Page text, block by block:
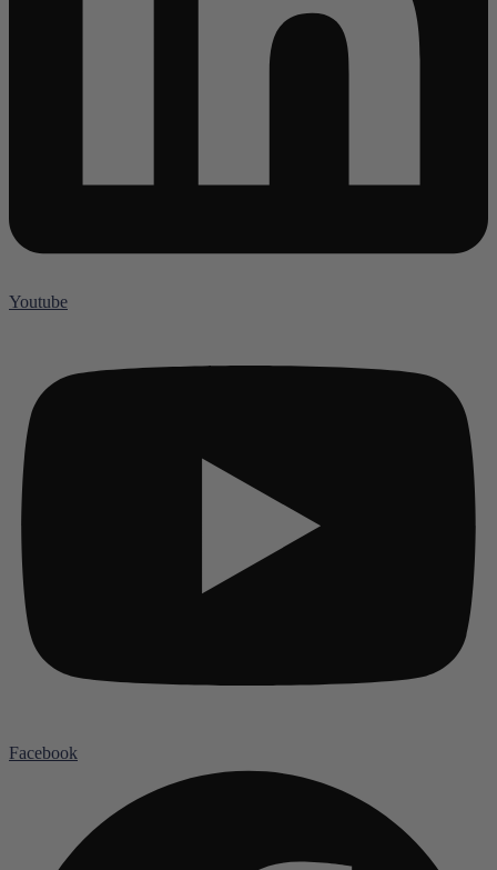
Youtube
Facebook